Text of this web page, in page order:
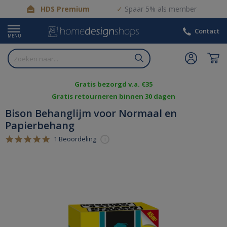
HDS Premium Spaar 5% als member
MENU
Contact
Gratis bezorgd v.a. €35
Gratis retourneren binnen 30 dagen
Bison Behanglijm voor Normaal en
Papierbehang
5.0
1 Beoordeling